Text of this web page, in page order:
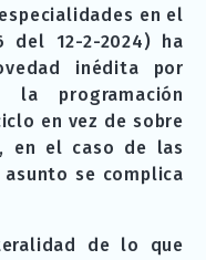
en el
del 12-2-2024) ha
inédita por
programación
en vez de sobre
en el caso de las
asunto se complica
de lo que